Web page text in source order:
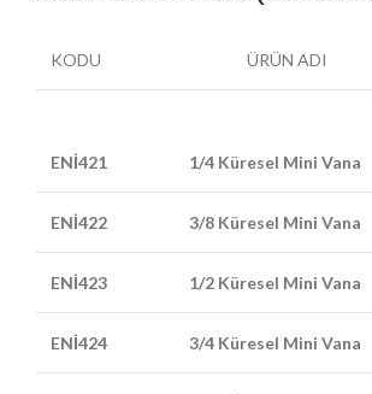
KODU ÜRÜN ADI
ENİ421 1/4 Küresel Mini Vana
ENİ422 3/8 Küresel Mini Vana
ENİ423 1/2 Küresel Mini Vana
ENİ424 3/4 Küresel Mini Vana